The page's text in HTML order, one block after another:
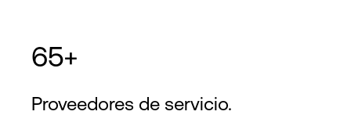
65+
Proveedores de servicio.